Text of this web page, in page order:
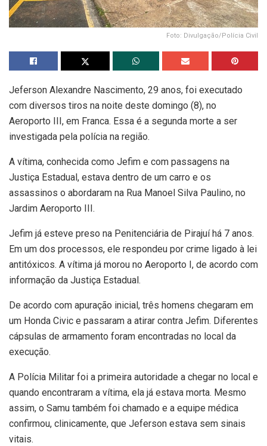
Foto: Divulgação/Polícia Civil
Jeferson Alexandre Nascimento, 29 anos, foi executado
com diversos tiros na noite deste domingo (8), no
Aeroporto III, em Franca. Essa é a segunda morte a ser
investigada pela polícia na região.
A vítima, conhecida como Jefim e com passagens na
Justiça Estadual, estava dentro de um carro e os
assassinos o abordaram na Rua Manoel Silva Paulino, no
Jardim Aeroporto III.
Jefim já esteve preso na Penitenciária de Pirajuí há 7 anos.
Em um dos processos, ele respondeu por crime ligado à lei
antitóxicos. A vítima já morou no Aeroporto I, de acordo com
informação da Justiça Estadual.
De acordo com apuração inicial, três homens chegaram em
um Honda Civic e passaram a atirar contra Jefim. Diferentes
cápsulas de armamento foram encontradas no local da
execução.
A Polícia Militar foi a primeira autoridade a chegar no local e
quando encontraram a vítima, ela já estava morta. Mesmo
assim, o Samu também foi chamado e a equipe médica
confirmou, clinicamente, que Jeferson estava sem sinais
vitais.